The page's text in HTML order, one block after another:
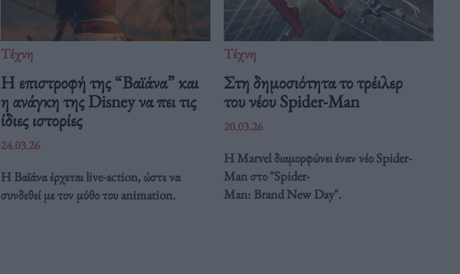
Τέχνη
Η επιστροφή της “Βαϊάνα” και
η ανάγκη της Disney να πει τις
ίδιες ιστορίες
24.03.26
Η Βαϊάνα έρχεται live-action, ώστε να
συνδεθεί με τον μύθο του animation.
Τέχνη
Στη δημοσιότητα το τρέιλερ
του νέου Spider-Man
20.03.26
Η Marvel διαμορφώνει έναν νέο Spider-
Man στο "Spider-
Man: Brand New Day".